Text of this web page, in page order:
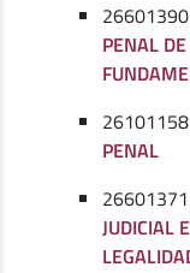
PENAL
PENAL
JUDICIAL